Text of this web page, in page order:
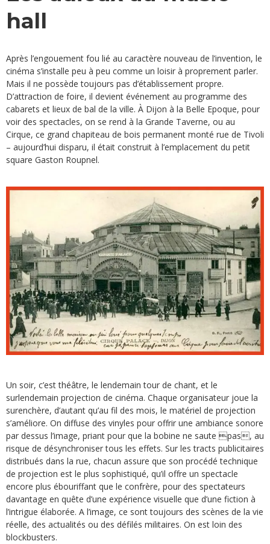
hall
Après l’engouement fou lié au caractère nouveau de l’invention, le
cinéma s’installe peu à peu comme un loisir à proprement parler.
Mais il ne possède toujours pas d’établissement propre.
D’attraction de foire, il devient événement au programme des
cabarets et lieux de bal de la ville. À Dijon à la Belle Epoque, pour
voir des spectacles, on se rend à la Grande Taverne, ou au
Cirque, ce grand chapiteau de bois permanent monté rue de Tivoli
– aujourd’hui disparu, il était construit à l’emplacement du petit
square Gaston Roupnel.
Un soir, c’est théâtre, le lendemain tour de chant, et le
surlendemain projection de cinéma. Chaque organisateur joue la
surenchère, d’autant qu’au fil des mois, le matériel de projection
s’améliore. On diffuse des vinyles pour offrir une ambiance sonore
par dessus l’image, priant pour que la bobine ne saute pas, au
risque de désynchroniser tous les effets. Sur les tracts publicitaires
distribués dans la rue, chacun assure que son procédé technique
de projection est le plus sophistiqué, qu’il offre un spectacle
encore plus ébouriffant que le confrère, pour des spectateurs
davantage en quête d’une expérience visuelle que d’une fiction à
l’intrigue élaborée. A l’image, ce sont toujours des scènes de la vie
réelle, des actualités ou des défilés militaires. On est loin des
blockbusters.